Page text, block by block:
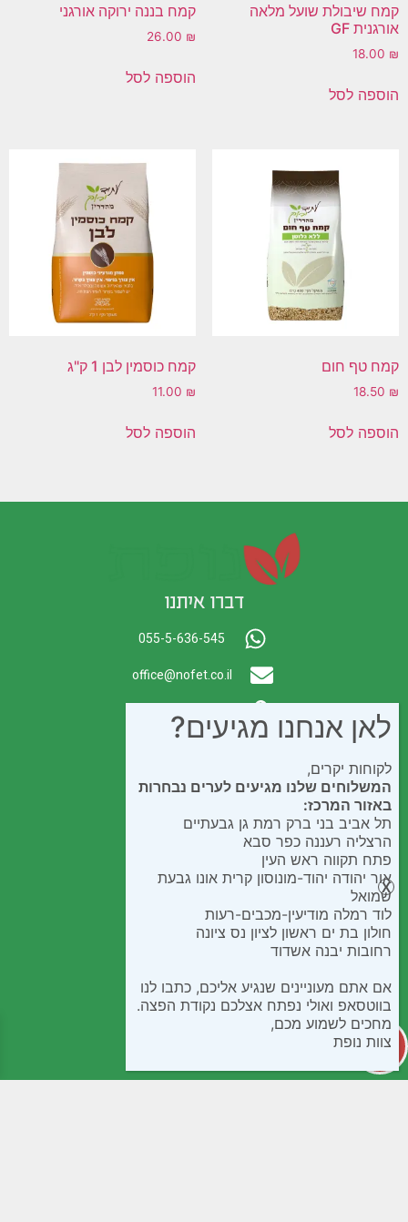
קמח שיבולת שועל מלאה
אורגנית GF
18.00 ₪
הוספה לסל
קמח בננה ירוקה אורגני
26.00 ₪
הוספה לסל
קמח טף חום
18.50 ₪
הוספה לסל
קמח כוסמין לבן 1 ק"ג
11.00 ₪
הוספה לסל
דברו איתנו
055-5-636-545
office@nofet.co.il
לאן אנחנו מגיעים?
לקוחות יקרים,
המשלוחים שלנו מגיעים לערים נבחרות
באזור המרכז:
תל אביב בני ברק רמת גן גבעתיים
הרצליה רעננה כפר סבא
פתח תקווה ראש העין
אור יהודה יהוד-מונוסון קרית אונו גבעת
שמואל
לוד רמלה מודיעין-מכבים-רעות
חולון בת ים ראשון לציון נס ציונה
רחובות יבנה אשדוד
אם אתם מעוניינים שנגיע אליכם, כתבו לנו
בווטסאפ ואולי נפתח אצלכם נקודת הפצה.
מחכים לשמוע מכם,
צוות נופת